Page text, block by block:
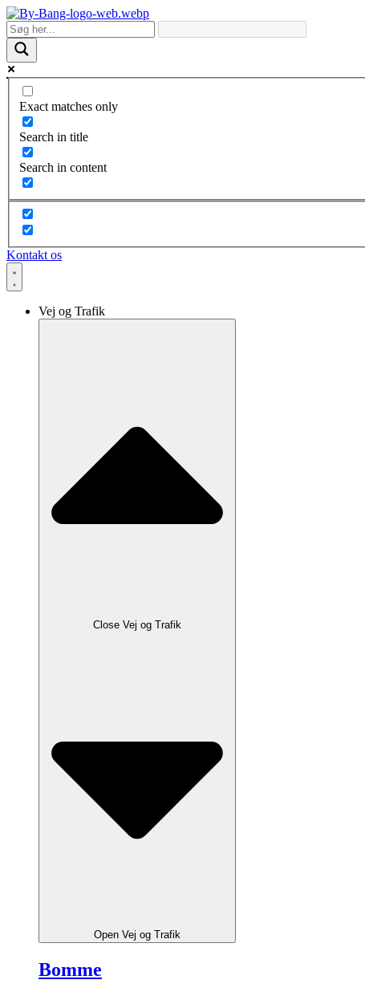
Skip
to
content
Exact matches only
Search in title
Search in content
Kontakt os
Vej og Trafik
Close Vej og Trafik
Open Vej og Trafik
Bomme